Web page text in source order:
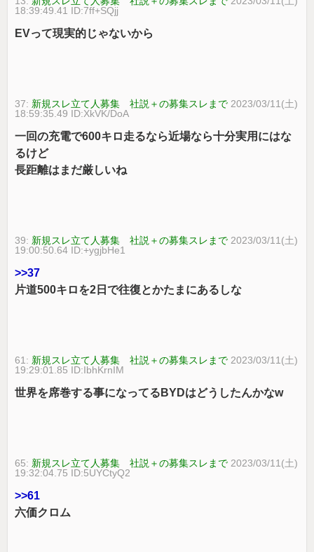
18:39:49.41 ID:7ff+SQjj
EVって現実的じゃないから
37: 新規スレ立て人募集 社説＋の募集スレまで 2023/03/11(土)
18:59:35.49 ID:XkVK/DoA
一回の充電で600キロ走るなら近場なら十分実用にはな
るけど
長距離はまだ厳しいね
39: 新規スレ立て人募集 社説＋の募集スレまで 2023/03/11(土)
19:00:50.64 ID:+ygjbHe1
>>37
片道500キロを2日で往復とかたまにあるしな
61: 新規スレ立て人募集 社説＋の募集スレまで 2023/03/11(土)
19:29:01.85 ID:IbhKrnIM
世界を席巻する事になってるBYDはどうしたんかなw
65: 新規スレ立て人募集 社説＋の募集スレまで 2023/03/11(土)
19:32:04.75 ID:5UYCtyQ2
>>61
六価クロム